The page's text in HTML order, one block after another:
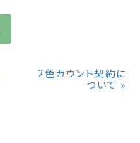
2色カウント契約に
ついて »